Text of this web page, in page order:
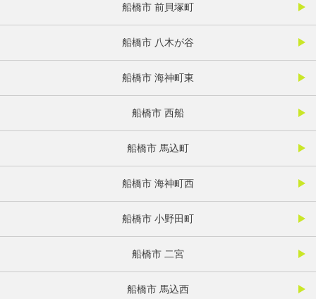
船橋市 前貝塚町
船橋市 八木が谷
船橋市 海神町東
船橋市 西船
船橋市 馬込町
船橋市 海神町西
船橋市 小野田町
船橋市 二宮
船橋市 馬込西